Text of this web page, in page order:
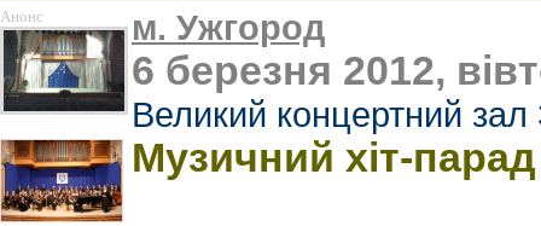
Анонс м. Ужгород
6 березня 2012,
Великий концертний зал
Музичний хіт-